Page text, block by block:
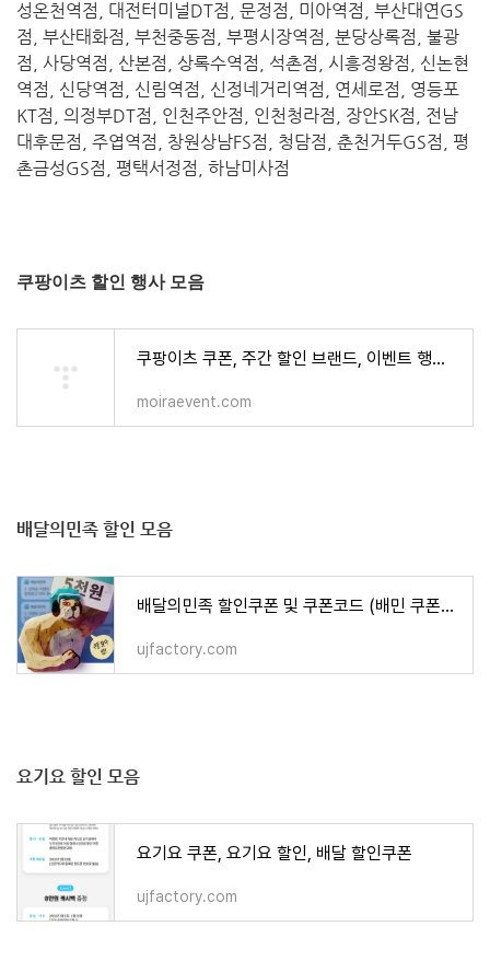
성온천역점, 대전터미널DT점, 문정점, 미아역점, 부산대연GS
점, 부산태화점, 부천중동점, 부평시장역점, 분당상록점, 불광
점, 사당역점, 산본점, 상록수역점, 석촌점, 시흥정왕점, 신논현
역점, 신당역점, 신림역점, 신정네거리역점, 연세로점, 영등포
KT점, 의정부DT점, 인천주안점, 인천청라점, 장안SK점, 전남
대후문점, 주엽역점, 창원상남FS점, 청담점, 춘천거두GS점, 평
촌금성GS점, 평택서정점, 하남미사점
쿠팡이츠 할인 행사 모음
쿠팡이츠 쿠폰, 주간 할인 브랜드, 이벤트 행사 모음 - 식품,건강 > 모이라이벤트
moiraevent.com
배달의민족 할인 모음
배달의민족 할인쿠폰 및 쿠폰코드 (배민 쿠폰코드, 쿠폰북 외)
ujfactory.com
요기요 할인 모음
요기요 쿠폰, 요기요 할인, 배달 할인쿠폰
ujfactory.com